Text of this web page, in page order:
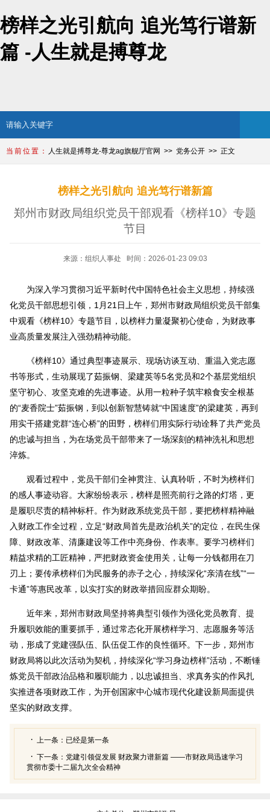
榜样之光引航向 追光笃行谱新
篇 -人生就是搏尊龙
人生就是搏尊龙-尊龙ag旗舰厅官网 党务公开 正文
榜样之光引航向 追光笃行谱新篇
郑州市财政局组织党员干部观看《榜样10》专题
节目
来源：组织人事处 时间：2026-01-23 09:03
为深入学习贯彻习近平新时代中国特色社会主义思想，持续强
化党员干部思想引领，1月21日上午，郑州市财政局组织党员干部集
中观看《榜样10》专题节目，以榜样力量凝聚初心使命，为财政事
业高质量发展注入强劲精神动能。
《榜样10》通过典型事迹展示、现场访谈互动、重温入党志愿
书等形式，生动展现了茹振钢、梁建英等5名党员和2个基层党组织
坚守初心、攻坚克难的先进事迹。从用一粒种子筑牢粮食安全根基
的“麦香院士”茹振钢，到以创新智慧铸就“中国速度”的梁建英，再到
用实干搭建党群“连心桥”的田野，榜样们用实际行动诠释了共产党员
的忠诚与担当，为在场党员干部带来了一场深刻的精神洗礼和思想
淬炼。
观看过程中，党员干部们全神贯注、认真聆听，不时为榜样们
的感人事迹动容。大家纷纷表示，榜样是照亮前行之路的灯塔，更
是履职尽责的精神标杆。作为财政系统党员干部，要把榜样精神融
入财政工作全过程，立足“财政局首先是政治机关”的定位，在民生保
障、财政改革、清廉建设等工作中亮身份、作表率。要学习榜样们
精益求精的工匠精神，严把财政资金使用关，让每一分钱都用在刀
刃上；要传承榜样们为民服务的赤子之心，持续深化“亲清在线”“一
卡通”等惠民改革，以实打实的财政举措回应群众期盼。
近年来，郑州市财政局坚持将典型引领作为强化党员教育、提
升履职效能的重要抓手，通过常态化开展榜样学习、志愿服务等活
动，形成了党建强队伍、队伍促工作的良性循环。下一步，郑州市
财政局将以此次活动为契机，持续深化“学习身边榜样”活动，不断锤
炼党员干部政治品格和履职能力，以忠诚担当、求真务实的作风扎
实推进各项财政工作，为开创国家中心城市现代化建设新局面提供
坚实的财政支撑。
上一条： 已经是第一条
下一条： 党建引领促发展 财政聚力谱新篇 ——市财政局迅速学习
贯彻市委十二届九次全会精神